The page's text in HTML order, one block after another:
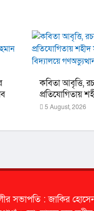
কবিতা আবৃত্তি,
প্রতিযোগিতায়
মাধ্যমিক
5 August, 2026
সভাপতি : জাকির